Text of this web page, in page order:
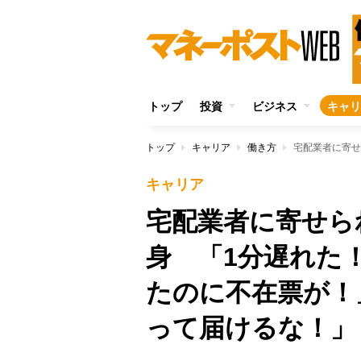
トップ 投資 ビジネス キャ
トップ キャリア 働き方
キャリア
宅配業者に寄せ
身 「1分遅れた
たのに不在票が
って届けるな！」